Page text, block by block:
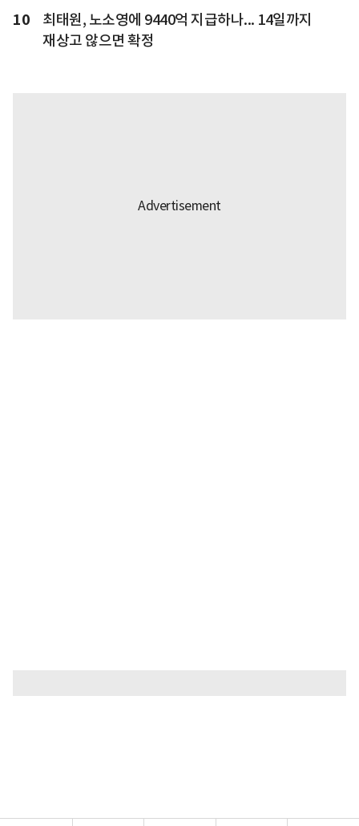
10
최태원, 노소영에 9440억 지급하나... 14일까지
재상고 않으면 확정